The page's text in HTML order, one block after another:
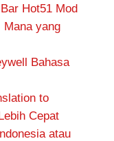
Hot51 Mod
Mana yang
Bahasa
to
Cepat
atau